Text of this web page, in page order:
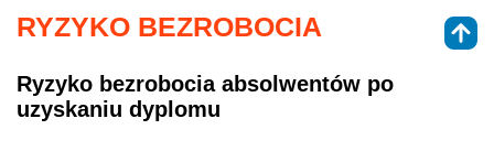
RYZYKO BEZROBOCIA
Ryzyko bezrobocia absolwentów po
uzyskaniu dyplomu